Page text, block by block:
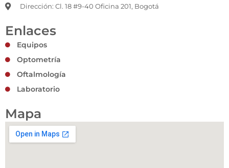
Dirección: Cl. 18 #9-40 Oficina 201, Bogotá
Enlaces
Equipos
Optometría
Oftalmología
Laboratorio
Mapa